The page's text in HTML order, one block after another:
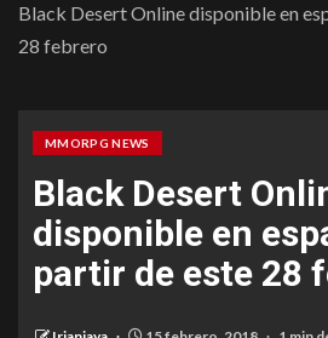
Black Desert Online disponible en
28 febrero
MMORPG NEWS
Black Desert
disponible en
partir de este 28